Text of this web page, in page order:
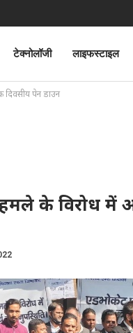
टेक्नोलॉजी लाइफस्टाइल
पेन डाउन
के विरोध में